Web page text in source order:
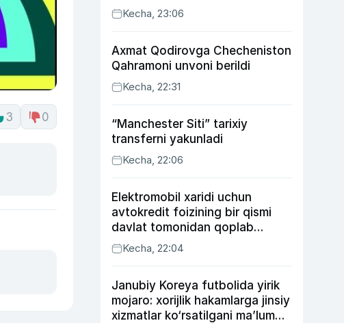
3 0
konstitutsiyaviy qonunni
ma’qulladi
Kecha, 23:06
Axmat Qodirovga Checheniston
Qahramoni unvoni berildi
Kecha, 22:31
“Manchester Siti” tarixiy
transferni yakunladi
Kecha, 22:06
Elektromobil xaridi uchun
avtokredit foizining bir qismi
davlat tomonidan qoplab
berilishi mumkin
Kecha, 22:04
Janubiy Koreya futbolida yirik
mojaro: xorijlik hakamlarga jinsiy
xizmatlar ko‘rsatilgani ma’lum